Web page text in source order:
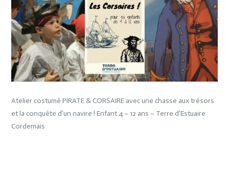
Atelier costumé PIRATE & CORSAIRE avec une chasse aux trésors
et la conquête d’un navire ! Enfant 4 – 12 ans – Terre d’Estuaire
Cordemais